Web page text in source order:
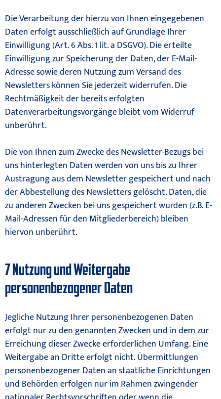
Die Verarbeitung der hierzu von Ihnen eingegebenen
Daten erfolgt ausschließlich auf Grundlage Ihrer
Einwilligung (Art. 6 Abs. 1 lit. a DSGVO). Die erteilte
Einwilligung zur Speicherung der Daten, der E-Mail-
Adresse sowie deren Nutzung zum Versand des
Newsletters können Sie jederzeit widerrufen. Die
Rechtmäßigkeit der bereits erfolgten
Datenverarbeitungsvorgänge bleibt vom Widerruf
unberührt.
Die von Ihnen zum Zwecke des Newsletter-Bezugs bei
uns hinterlegten Daten werden von uns bis zu Ihrer
Austragung aus dem Newsletter gespeichert und nach
der Abbestellung des Newsletters gelöscht. Daten, die
zu anderen Zwecken bei uns gespeichert wurden (z.B. E-
Mail-Adressen für den Mitgliederbereich) bleiben
hiervon unberührt.
7 Nutzung und Weitergabe
personenbezogener Daten
Jegliche Nutzung Ihrer personenbezogenen Daten
erfolgt nur zu den genannten Zwecken und in dem zur
Erreichung dieser Zwecke erforderlichen Umfang. Eine
Weitergabe an Dritte erfolgt nicht. Übermittlungen
personenbezogener Daten an staatliche Einrichtungen
und Behörden erfolgen nur im Rahmen zwingender